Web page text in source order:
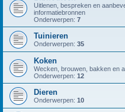
Uitlenen, bespreken en
informatiebronnen
Onderwerpen: 7
Tuinieren
Onderwerpen: 35
Koken
Wecken, brouwen, bakken en
Onderwerpen: 12
Dieren
Onderwerpen: 10